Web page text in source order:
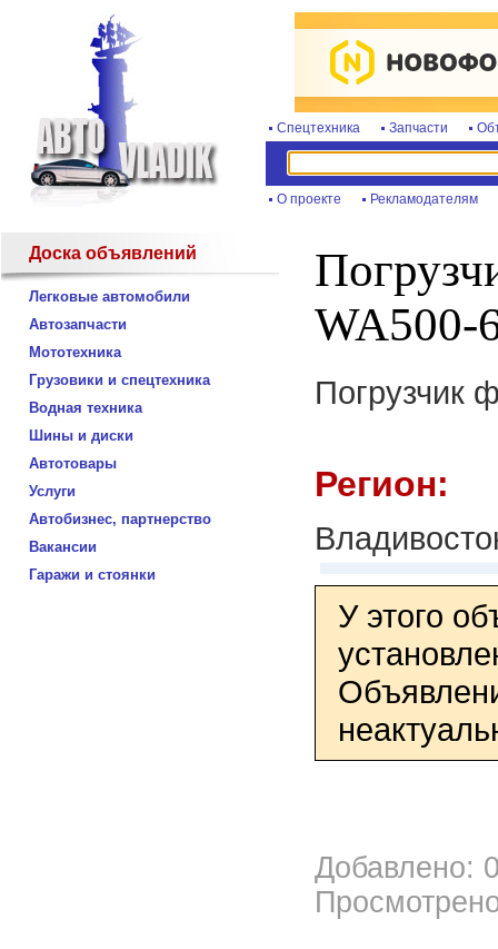
Спецтехника Запчасти
О проекте Рекламодателям
Доска объявлений
Легковые автомобили
Автозапчасти
Мототехника
Грузовики и спецтехника
Водная техника
Шины и диски
Автотовары
Услуги
Автобизнес, партнерство
Вакансии
Гаражи и стоянки
WA500-
Погрузчик
Регион:
У этого
Добавлено: